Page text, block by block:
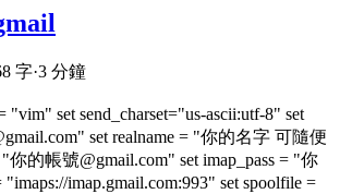
字·3 分鐘
"vim" set send_charset="us-ascii:utf-8" set
set realname = "你的名字 可隨便
你的帳號@gmail.com" set imap_pass = "你
imap.gmail.com:993" set spoolfile =